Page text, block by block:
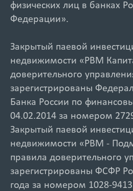
физических лиц в банках
Федерации».
Закрытый паевой
недвижимости «РВМ
доверительного
зарегистрированы
Банка России по
04.02.2014 за номером
Закрытый паевой
недвижимости «РВМ -
правила доверительного
зарегистрированы ФСФР
года за номером 1028-